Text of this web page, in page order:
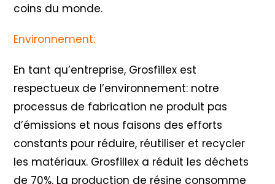
coins du monde.
Environnement:
En tant qu’entreprise, Grosfillex est
respectueux de l’environnement: notre
processus de fabrication ne produit pas
d’émissions et nous faisons des efforts
constants pour réduire, réutiliser et recycler
les matériaux. Grosfillex a réduit les déchets
de 70%. La production de résine consomme